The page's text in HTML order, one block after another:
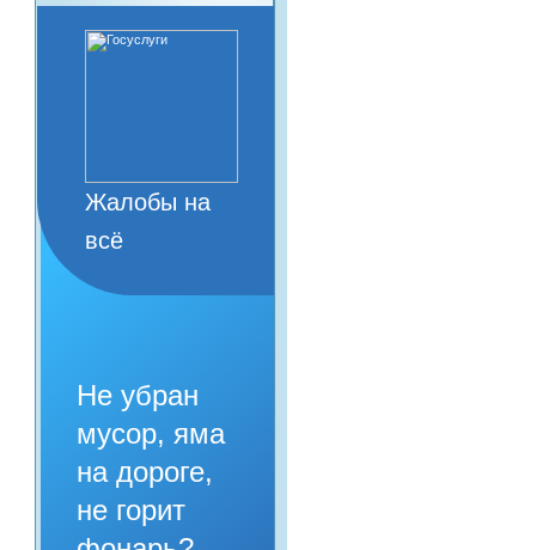
Жалобы на
всё
Не убран
мусор, яма
на дороге,
не горит